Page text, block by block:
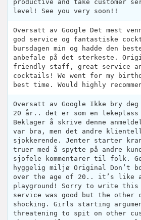
productive and take customer
level! See you very soon!!
Oversatt av Google Det mest
god service og fantastiske
bursdagen min og hadde den
anbefale på det sterkeste.
friendly staff, great service
cocktails! We went for my
best time. Would highly
Oversatt av Google Ikke bry
20 år.. det er som en lekeplass
Beklager å skrive denne
var bra, men det andre
sjokkerende. Jenter starter
truer med å spytte på andre
sjofele kommentarer til folk.
hyggelig miljø Original Don’t
over the age of 20.. it’s like a
playground! Sorry to write this
service was good but the other
shocking. Girls starting
threatening to spit on other